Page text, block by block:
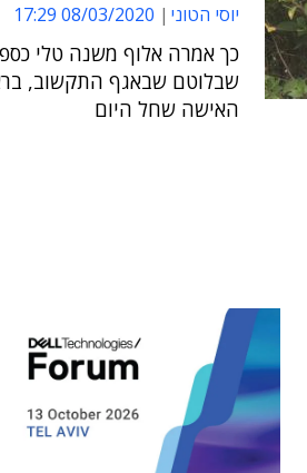
יוסי הטוני 08/03/2020 17:29
כך אמרה אלוף משנה טלי
שבלוטם שבאגף התקשוב,
האישה שחל היום